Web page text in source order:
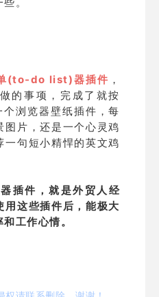
(to-do list)器插件 ，
的事项，完成了就按
浏览器壁纸插件，每
图片，还是一个心灵鸡
一句短小精悍的英文鸡
插件，就是外贸人经
用这些插件后，能极大
工作心情。